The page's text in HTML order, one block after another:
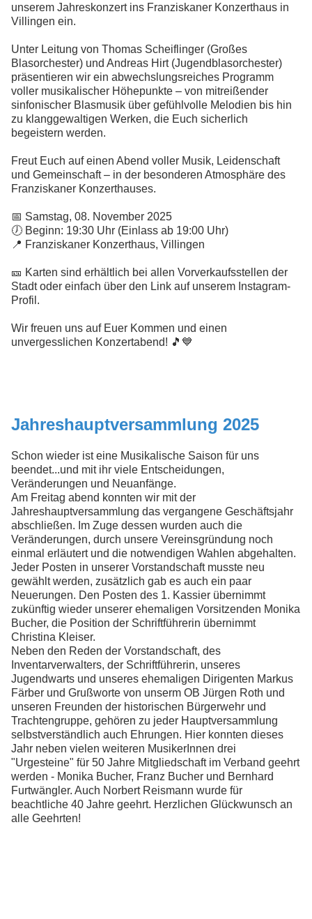
unserem Jahreskonzert ins Franziskaner Konzerthaus in
Villingen ein.
Unter Leitung von Thomas Scheiflinger (Großes
Blasorchester) und Andreas Hirt (Jugendblasorchester)
präsentieren wir ein abwechslungsreiches Programm
voller musikalischer Höhepunkte – von mitreißender
sinfonischer Blasmusik über gefühlvolle Melodien bis hin
zu klanggewaltigen Werken, die Euch sicherlich
begeistern werden.
Freut Euch auf einen Abend voller Musik, Leidenschaft
und Gemeinschaft – in der besonderen Atmosphäre des
Franziskaner Konzerthauses.
📅 Samstag, 08. November 2025
🕖 Beginn: 19:30 Uhr (Einlass ab 19:00 Uhr)
📍 Franziskaner Konzerthaus, Villingen
🎫 Karten sind erhältlich bei allen Vorverkaufsstellen der
Stadt oder einfach über den Link auf unserem Instagram-
Profil.
Wir freuen uns auf Euer Kommen und einen
unvergesslichen Konzertabend! 🎵💙
Jahreshauptversammlung 2025
Schon wieder ist eine Musikalische Saison für uns
beendet...und mit ihr viele Entscheidungen,
Veränderungen und Neuanfänge.
Am Freitag abend konnten wir mit der
Jahreshauptversammlung das vergangene Geschäftsjahr
abschließen. Im Zuge dessen wurden auch die
Veränderungen, durch unsere Vereinsgründung noch
einmal erläutert und die notwendigen Wahlen abgehalten.
Jeder Posten in unserer Vorstandschaft musste neu
gewählt werden, zusätzlich gab es auch ein paar
Neuerungen. Den Posten des 1. Kassier übernimmt
zukünftig wieder unserer ehemaligen Vorsitzenden Monika
Bucher, die Position der Schriftführerin übernimmt
Christina Kleiser.
Neben den Reden der Vorstandschaft, des
Inventarverwalters, der Schriftführerin, unseres
Jugendwarts und unseres ehemaligen Dirigenten Markus
Färber und Grußworte von unserm OB Jürgen Roth und
unseren Freunden der historischen Bürgerwehr und
Trachtengruppe, gehören zu jeder Hauptversammlung
selbstverständlich auch Ehrungen. Hier konnten dieses
Jahr neben vielen weiteren MusikerInnen drei
"Urgesteine" für 50 Jahre Mitgliedschaft im Verband geehrt
werden - Monika Bucher, Franz Bucher und Bernhard
Furtwängler. Auch Norbert Reismann wurde für
beachtliche 40 Jahre geehrt. Herzlichen Glückwunsch an
alle Geehrten!